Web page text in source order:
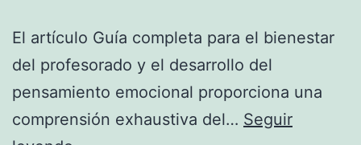
El artículo Guía completa para el bienestar
del profesorado y el desarrollo del
pensamiento emocional proporciona una
comprensión exhaustiva del… Seguir